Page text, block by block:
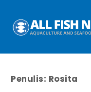
Penulis: Rosita